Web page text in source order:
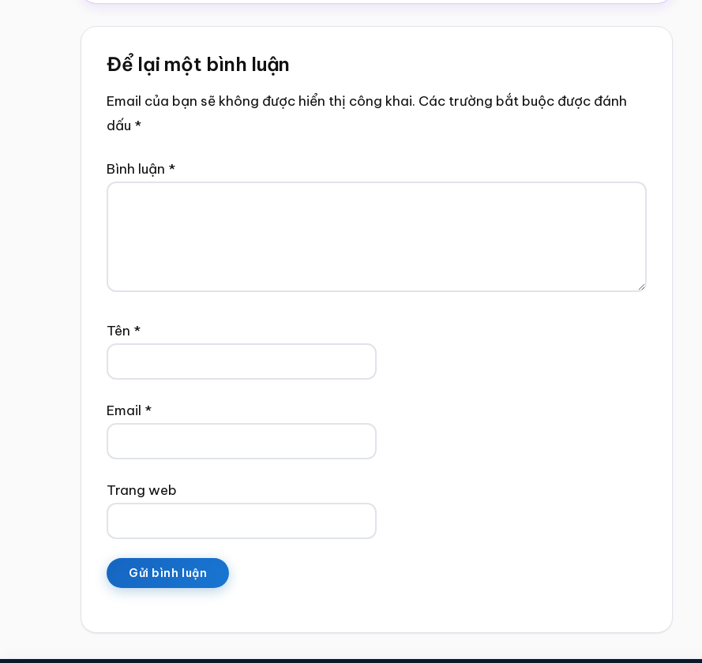
Reader
Interactions
Để lại một bình luận
Email của bạn sẽ không được hiển thị công khai. Các trường bắt buộc được đánh
dấu *
Bình luận *
Tên *
Email *
Trang web